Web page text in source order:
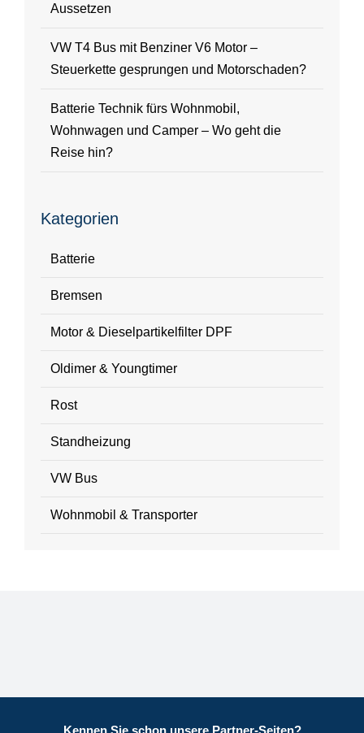
Aussetzen
VW T4 Bus mit Benziner V6 Motor –
Steuerkette gesprungen und Motorschaden?
Batterie Technik fürs Wohnmobil,
Wohnwagen und Camper – Wo geht die
Reise hin?
Kategorien
Batterie
Bremsen
Motor & Dieselpartikelfilter DPF
Oldimer & Youngtimer
Rost
Standheizung
VW Bus
Wohnmobil & Transporter